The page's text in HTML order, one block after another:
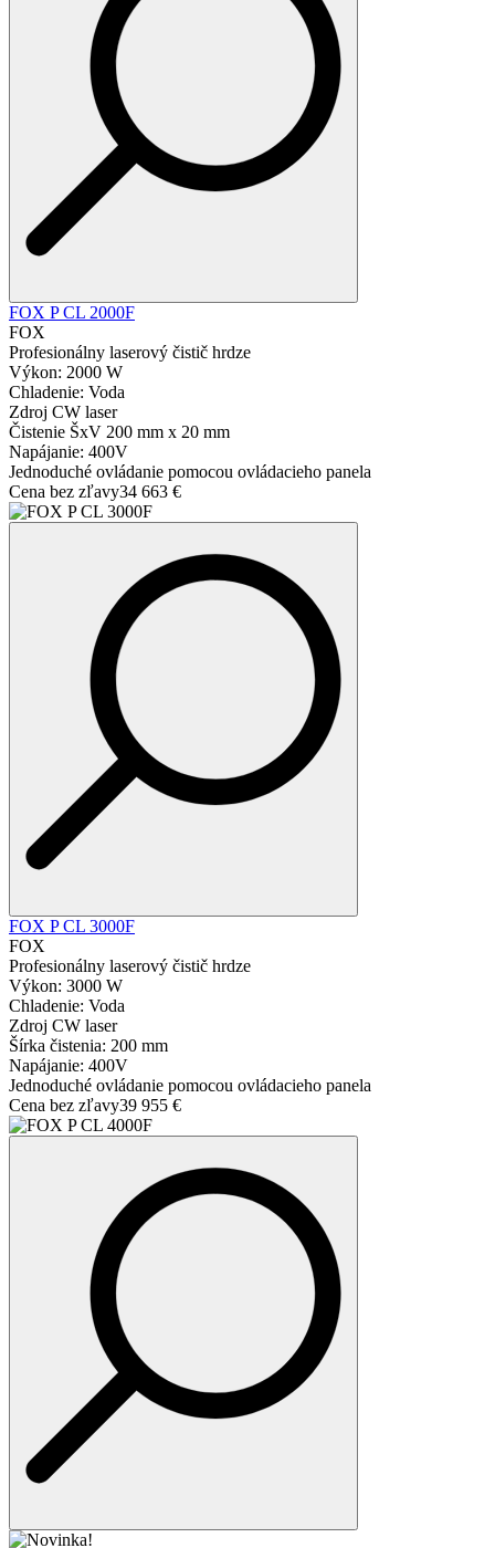
FOX P CL 2000F
FOX
Profesionálny laserový čistič hrdze
Výkon: 2000 W
Chladenie: Voda
Zdroj CW laser
Čistenie ŠxV 200 mm x 20 mm
Napájanie: 400V
Jednoduché ovládanie pomocou ovládacieho panela
Cena bez zľavy34 663 €
FOX P CL 3000F
FOX
Profesionálny laserový čistič hrdze
Výkon: 3000 W
Chladenie: Voda
Zdroj CW laser
Šírka čistenia: 200 mm
Napájanie: 400V
Jednoduché ovládanie pomocou ovládacieho panela
Cena bez zľavy39 955 €